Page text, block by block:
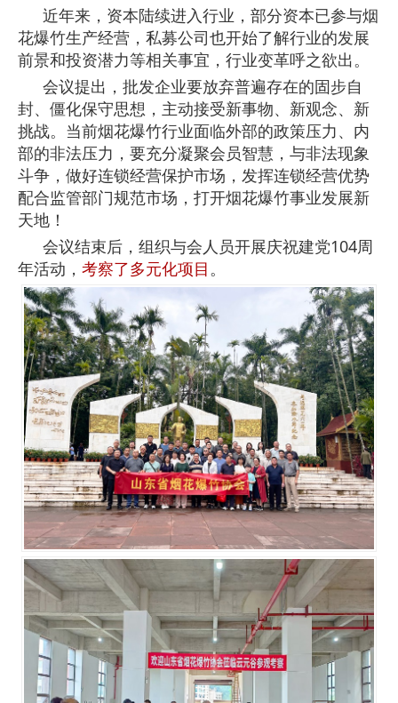
近年来，资本陆续进入行业，部分资本已参与烟
花爆竹生产经营，私募公司也开始了解行业的发展
前景和投资潜力等相关事宜，行业变革呼之欲出。
会议提出，批发企业要放弃普遍存在的固步自
封、僵化保守思想，主动接受新事物、新观念、新
挑战。当前烟花爆竹行业面临外部的政策压力、内
部的非法压力，要充分凝聚会员智慧，与非法现象
斗争，做好连锁经营保护市场，发挥连锁经营优势
配合监管部门规范市场，打开烟花爆竹事业发展新
天地！
会议结束后，组织与会人员开展庆祝建党104周
年活动， 考察了多元化项目 。